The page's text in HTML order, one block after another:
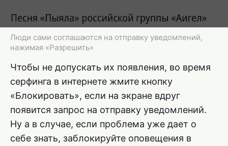
Люди сами соглашаются на отправку уведомлений,
нажимая «Разрешить»
Чтобы не допускать их появления, во время
серфинга в интернете жмите кнопку
«Блокировать», если на экране вдруг
появится запрос на отправку уведомлений.
Ну а в случае, если проблема уже дает о
себе знать, заблокируйте оповещения в